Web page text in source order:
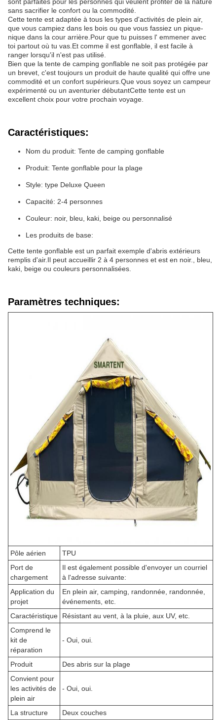
sans sacrifier le confort ou la commodité.
Cette tente est adaptée à tous les types d'activités de plein air,
que vous campiez dans les bois ou que vous fassiez un pique-
nique dans la cour arrière.Pour que tu puisses l' emmener avec
toi partout où tu vas.Et comme il est gonflable, il est facile à
ranger lorsqu'il n'est pas utilisé.
Bien que la tente de camping gonflable ne soit pas protégée par
un brevet, c'est toujours un produit de haute qualité qui offre une
commodité et un confort supérieurs.Que vous soyez un campeur
expérimenté ou un aventurier débutantCette tente est un
excellent choix pour votre prochain voyage.
Caractéristiques:
Nom du produit: Tente de camping gonflable
Produit: Tente gonflable pour la plage
Style: type Deluxe Queen
Capacité: 2-4 personnes
Couleur: noir, bleu, kaki, beige ou personnalisé
Les produits de base:
Cette tente gonflable est un parfait exemple d'abris extérieurs
remplis d'air.Il peut accueillir 2 à 4 personnes et est en noir., bleu,
kaki, beige ou couleurs personnalisées.
Paramètres techniques:
Pôle aérien
TPU
Port de
chargement
Il est également possible d'envoyer un courriel
à l'adresse suivante:
Application du
projet
En plein air, camping, randonnée, randonnée,
événements, etc.
Caractéristique
Résistant au vent, à la pluie, aux UV, etc.
Comprend le
kit de
réparation
- Oui, oui.
Produit
Des abris sur la plage
Convient pour
les activités de
plein air
- Oui, oui.
La structure
Deux couches